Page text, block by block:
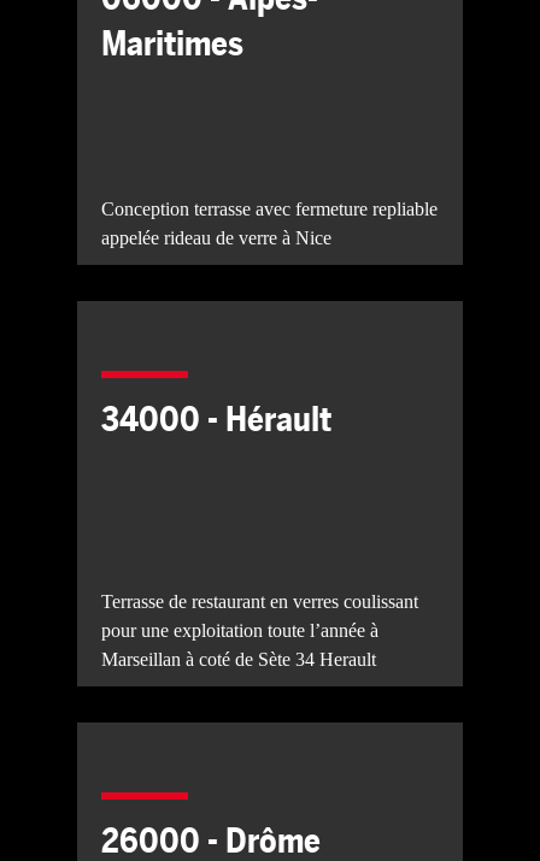
Maritimes
Conception terrasse avec fermeture repliable
appelée rideau de verre à Nice
34000 - Hérault
Terrasse de restaurant en verres coulissant
pour une exploitation toute l’année à
Marseillan à coté de Sète 34 Herault
26000 - Drôme